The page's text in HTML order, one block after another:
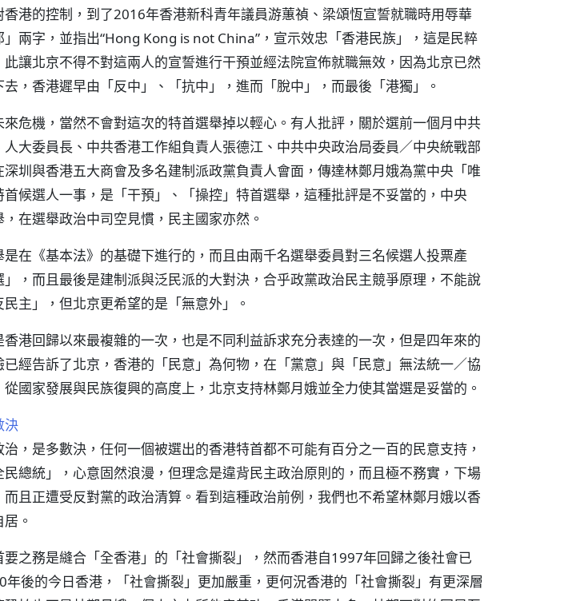
港的控制，到了2016年香港新科青年議員游蕙禎、梁頌恆宣誓就職時用辱華
」兩字，並指出“Hong Kong is not China”，宣示效忠「香港民族」，這是民粹
讓北京不得不對這兩人的宣誓進行干預並經法院宣佈就職無效，因為北京已然
，香港遲早由「反中」、「抗中」，進而「脫中」，而最後「港獨」。
危機，當然不會對這次的特首選舉掉以輕心。有人批評，關於選前一個月中共
大委員長、中共香港工作組負責人張德江、中共中央政治局委員／中央統戰部
圳與香港五大商會及多名建制派政黨負責人會面，傳達林鄭月娥為黨中央「唯
候選人一事，是「干預」、「操控」特首選舉，這種批評是不妥當的，中央
，在選舉政治中司空見慣，民主國家亦然。
在《基本法》的基礎下進行的，而且由兩千名選舉委員對三名候選人投票產
，而且最後是建制派與泛民派的大對決，合乎政黨政治民主競爭原理，不能說
民主」，但北京更希望的是「無意外」。
港回歸以來最複雜的一次，也是不同利益訴求充分表達的一次，但是四年來的
經告訴了北京，香港的「民意」為何物，在「黨意」與「民意」無法統一／協
國家發展與民族復興的高度上，北京支持林鄭月娥並全力使其當選是妥當的。
決
，是多數決，任何一個被選出的香港特首都不可能有百分之一百的民意支持，
總統」，心意固然浪漫，但理念是違背民主政治原則的，而且極不務實，下場
且正遭受反對黨的政治清算。看到這種政治前例，我們也不希望林鄭月娥以香
。
要之務是縫合「全香港」的「社會撕裂」，然而香港自1997年回歸之後社會已
年後的今日香港，「社會撕裂」更加嚴重，更何況香港的「社會撕裂」有更深層